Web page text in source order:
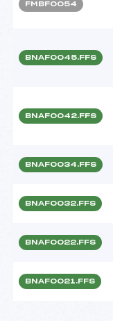
FMBF0054
BNAF0045.FFS
BNAF0042.FFS
BNAF0034.FFS
BNAF0032.FFS
BNAF0022.FFS
BNAF0021.FFS